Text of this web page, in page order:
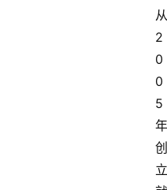
从
2
0
0
5
年
创
立